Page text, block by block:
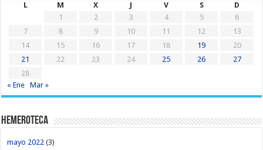
L
M X J V S
D
1
2 3 4 5
6
7
8 9 10 11 12
13
14
15 16 17 18 19
20
21
22 23 24 25 26
27
28
« Ene
Mar »
Hemeroteca
mayo 2022 (3)